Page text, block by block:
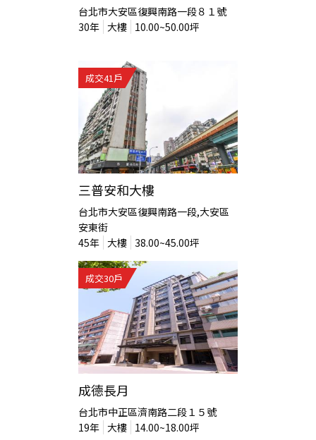
台北市大安區復興南路一段８１號
30年 大樓 10.00~50.00坪
成交41戶
三普安和大樓
台北市大安區復興南路一段,大安區
安東街
45年 大樓 38.00~45.00坪
成交30戶
成德長月
台北市中正區濟南路二段１５號
19年 大樓 14.00~18.00坪